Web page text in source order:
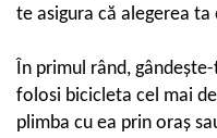
Butuci pedalieri
Schimbator de viteze
Schimbatoare fata
te asigura că alegerea
În primul rând,
folosi bicicleta cel mai
plimba cu ea prin oraș